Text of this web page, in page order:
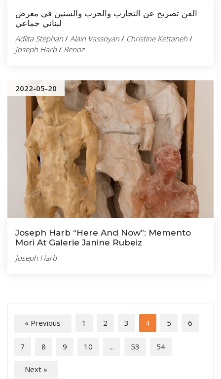
الفن تصريح عن التجارب والحرب والسنين في معرض
لبناني جماعي
Adlita Stephan / Alain Vassoyan / Christine Kettaneh /
Joseph Harb/ Renoz
2022-05-20
Joseph Harb “Here And Now”: Memento
Mori At Galerie Janine Rubeiz
Joseph Harb
« Previous 1 2 3 4 5 6
7 8 9 10 ... 53 54
Next »